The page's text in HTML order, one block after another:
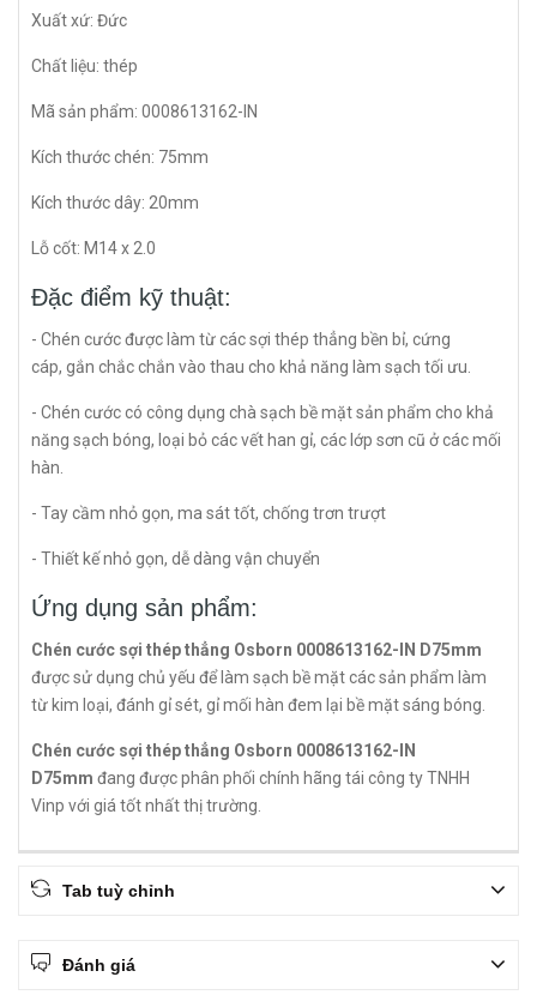
Xuất xứ: Đức
Chất liệu: thép
Mã sản phẩm: 0008613162-IN
Kích thước chén: 75mm
Kích thước dây: 20mm
Lỗ cốt: M14 x 2.0
Đặc điểm kỹ thuật:
- Chén cước được làm từ các sợi thép thẳng bền bỉ, cứng
cáp, gắn chắc chắn vào thau cho khả năng làm sạch tối ưu.
- Chén cước có công dụng chà sạch bề mặt sản phẩm cho khả
năng sạch bóng, loại bỏ các vết han gỉ, các lớp sơn cũ ở các mối
hàn.
- Tay cầm nhỏ gọn, ma sát tốt, chống trơn trượt
- Thiết kế nhỏ gọn, dễ dàng vận chuyển
Ứng dụng sản phẩm:
Chén cước sợi thép thẳng Osborn 0008613162-IN D75mm
được sử dụng chủ yếu để làm sạch bề mặt các sản phẩm làm
từ kim loại, đánh gỉ sét, gỉ mối hàn đem lại bề mặt sáng bóng.
Chén cước sợi thép thẳng Osborn 0008613162-IN
D75mm đang được phân phối chính hãng tái công ty TNHH
Vinp với giá tốt nhất thị trường.
Tab tuỳ chỉnh
Đánh giá